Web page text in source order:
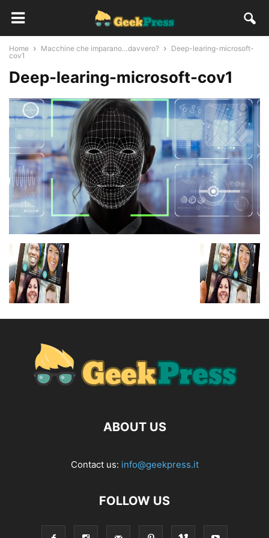
Home Macchine che imparano…davvero?
Deep-learing-microsoft-
cov1
Deep-learing-microsoft-cov1
ABOUT US
Contact us: info@geekpress.it
FOLLOW US